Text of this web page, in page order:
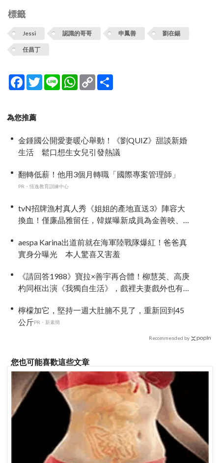
標籤
Jessi 認識的哥哥 申鳳善 劉在錫
任昌丁
Facebook
TwitterLine WhatsApp
Copy
Link
為您推薦
金鍾國公開愛妻暖心舉動！《劉QUIZ》甜談新婚
生活 鬆口想生女兒引發熱議
翻轉低薪！他用3個月轉職「國際專案管理師」
PR・恆逸教育訓練中心
tvN招牌漁村真人秀《姐姐的產地直送3》陣容大
換血！僅廉晶雅留任，韓媒曝新成員為金善映、
aespa Karina出道前就在海軍陸戰隊爆紅！爸爸真
實身分曝光 本人驚喜又害羞
《請回答1988》寶拉×善宇再合體！柳慧英、高庚
杓同框出演《我獨自生活》，戲裡夫妻戲外也有
檸檬加它，堅持一週大肚腩不見了，重新回到45
公斤PR・新素簡
Recommended by
您也可能喜歡這些文章